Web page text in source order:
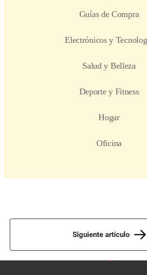
Siguiente artículo